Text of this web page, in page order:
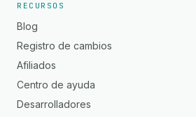
RECURSOS
Blog
Registro de cambios
Afiliados
Centro de ayuda
Desarrolladores